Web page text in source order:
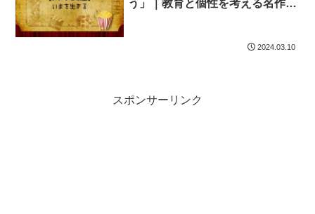
う」｜教育と個性を考える名作映
2024.03.10
スポンサーリンク